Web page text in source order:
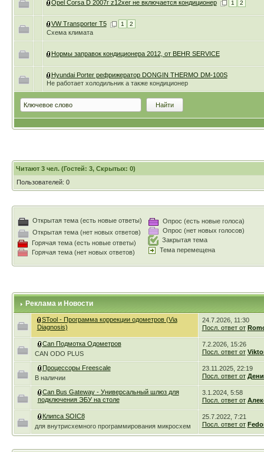
Opel Corsa D 2007г z12xer не включается кондиционер 1 2
VW Transporter T5 1 2
Схема климата
Нормы заправок кондиционера 2012, от BEHR SERVICE
Hyundai Porter рефрижератор DONGIN THERMO DM-100S
Не работает холодильник а также кондиционер
Читают 3 чел. (Гостей: 3, Скрытых: 0)
Пользователей: 0
Открытая тема (есть новые ответы)
Открытая тема (нет новых ответов)
Горячая тема (есть новые ответы)
Горячая тема (нет новых ответов)
Опрос (есть новые голоса)
Опрос (нет новых голосов)
Закрытая тема
Тема перемещена
Реклама и Новости
STool - Программа коррекции одометров (Via
Diagnosis)
24.7.2026, 11:30
Посл. ответ от
Can Подмотка Одометров
CAN ODO PLUS
7.2.2026, 15:26
Посл. ответ от
Процессоры Freescale
В наличии
23.11.2025, 22:19
Посл. ответ от
Can Bus Gateway - Универсальный шлюз для
подключения ЭБУ на столе
3.1.2024, 5:58
Посл. ответ от
Клипса SOIC8
для внутрисхемного программирования микросхем
25.7.2022, 7:21
Посл. ответ от